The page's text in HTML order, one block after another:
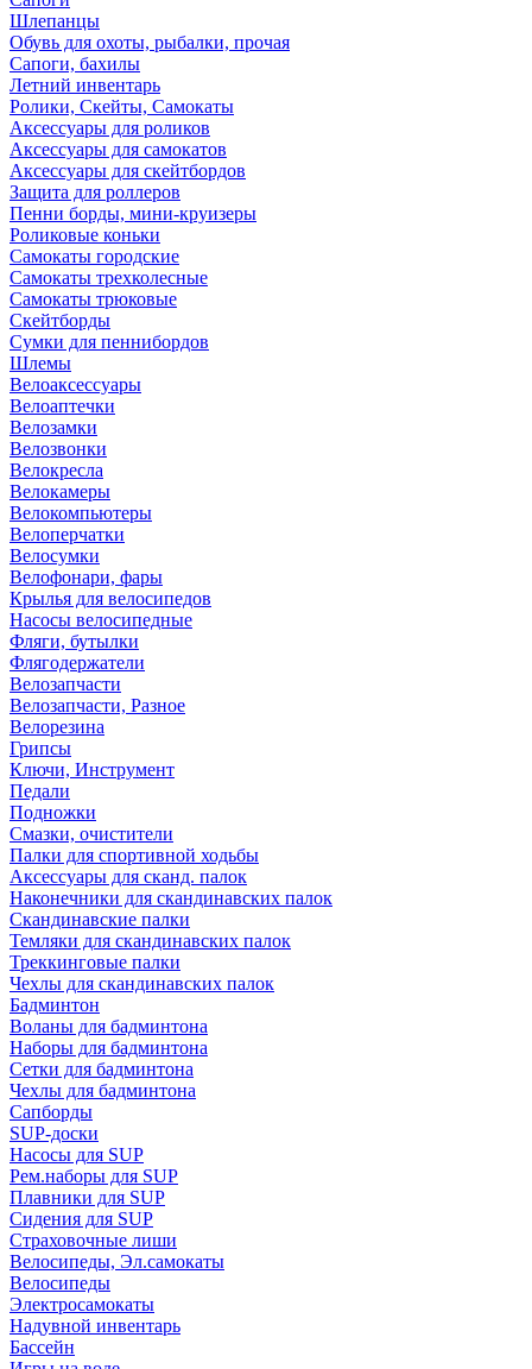
Шлепанцы
Обувь для охоты, рыбалки, прочая
Сапоги, бахилы
Летний инвентарь
Ролики, Скейты, Самокаты
Аксессуары для роликов
Аксессуары для самокатов
Аксессуары для скейтбордов
Защита для роллеров
Пенни борды, мини-круизеры
Роликовые коньки
Самокаты городские
Самокаты трехколесные
Самокаты трюковые
Скейтборды
Сумки для пеннибордов
Шлемы
Велоаксессуары
Велоаптечки
Велозамки
Велозвонки
Велокресла
Велокамеры
Велокомпьютеры
Велоперчатки
Велосумки
Велофонари, фары
Крылья для велосипедов
Насосы велосипедные
Фляги, бутылки
Флягодержатели
Велозапчасти
Велозапчасти, Разное
Велорезина
Грипсы
Ключи, Инструмент
Педали
Подножки
Смазки, очистители
Палки для спортивной ходьбы
Аксессуары для сканд. палок
Наконечники для скандинавских палок
Скандинавские палки
Темляки для скандинавских палок
Треккинговые палки
Чехлы для скандинавских палок
Бадминтон
Воланы для бадминтона
Наборы для бадминтона
Сетки для бадминтона
Чехлы для бадминтона
Сапборды
SUP-доски
Насосы для SUP
Рем.наборы для SUP
Плавники для SUP
Сидения для SUP
Страховочные лиши
Велосипеды, Эл.самокаты
Велосипеды
Электросамокаты
Надувной инвентарь
Бассейн